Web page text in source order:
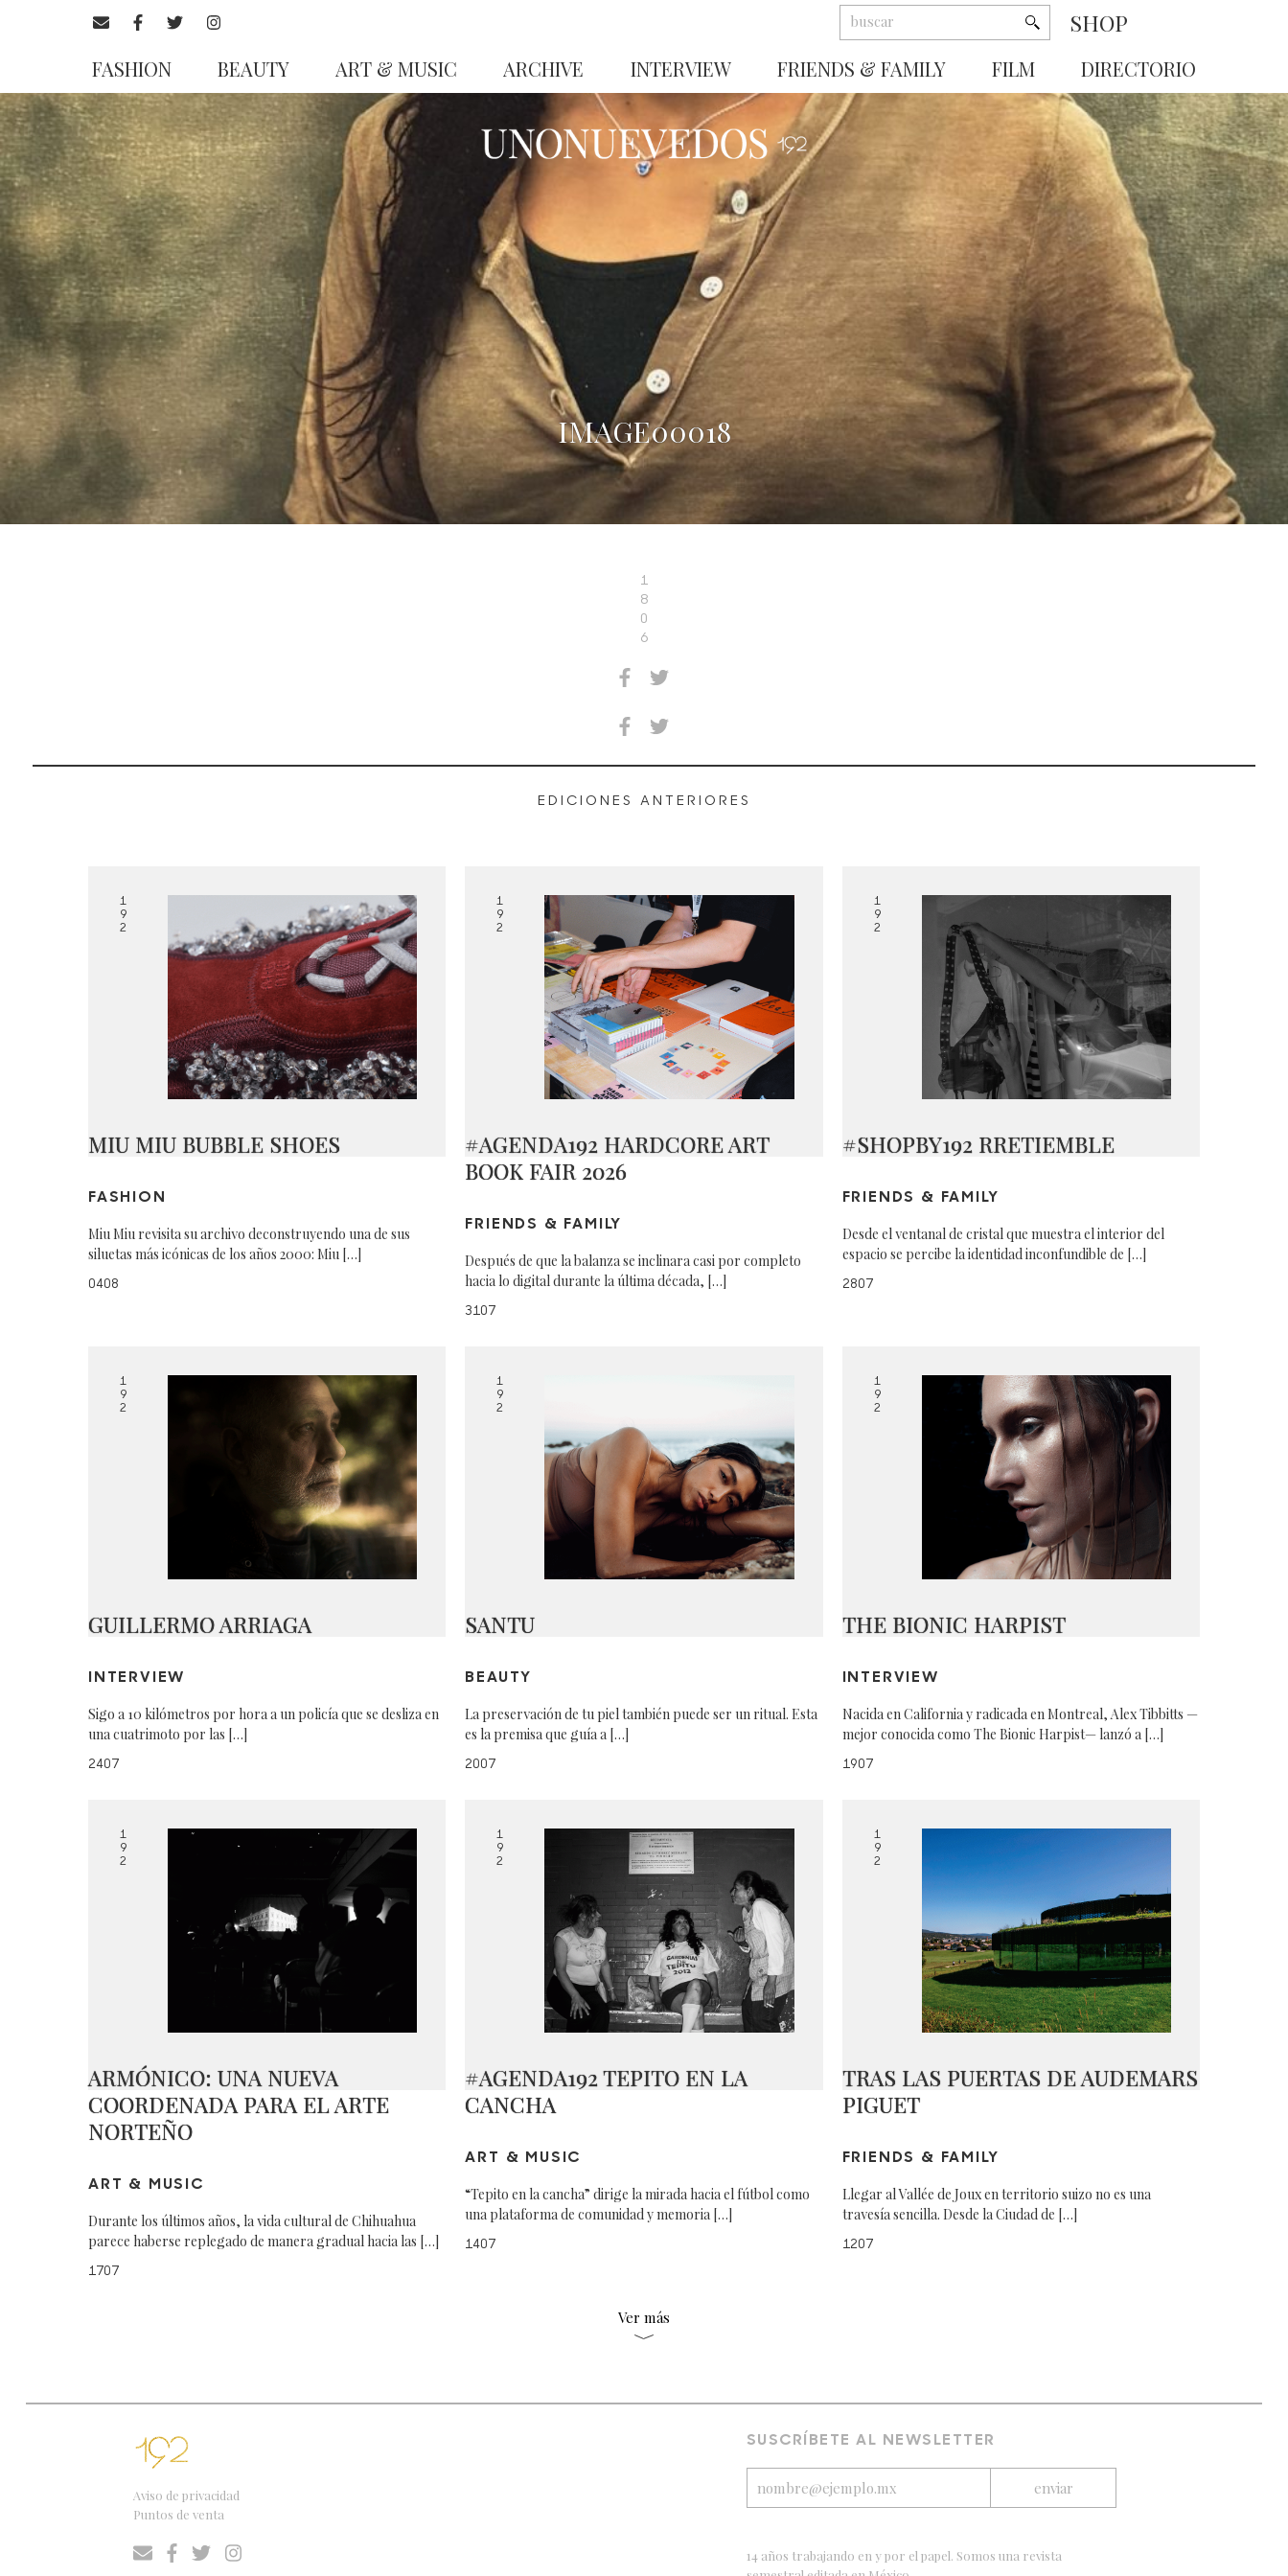
SHOP
FASHION BEAUTY ART & MUSIC ARCHIVE INTERVIEW FRIENDS & FAMILY FILM DIRECTORIO
IMAGE00018
1
8
0
6
EDICIONES ANTERIORES
1
9
2
MIU MIU BUBBLE SHOES
FASHION
Miu Miu revisita su archivo deconstruyendo una de sus
siluetas más icónicas de los años 2000: Miu […]
0408
1
9
2
#AGENDA192 HARDCORE ART
BOOK FAIR 2026
FRIENDS & FAMILY
Después de que la balanza se inclinara casi por completo
hacia lo digital durante la última década, […]
3107
1
9
2
#SHOPBY192 RRETIEMBLE
FRIENDS & FAMILY
Desde el ventanal de cristal que muestra el interior del
espacio se percibe la identidad inconfundible de […]
2807
1
9
2
GUILLERMO ARRIAGA
INTERVIEW
Sigo a 10 kilómetros por hora a un policía que se desliza en
una cuatrimoto por las […]
2407
1
9
2
SANTU
BEAUTY
La preservación de tu piel también puede ser un ritual. Esta
es la premisa que guía a […]
2007
1
9
2
THE BIONIC HARPIST
INTERVIEW
Nacida en California y radicada en Montreal, Alex Tibbitts —
mejor conocida como The Bionic Harpist— lanzó a […]
1907
1
9
2
ARMÓNICO: UNA NUEVA
COORDENADA PARA EL ARTE
NORTEÑO
ART & MUSIC
Durante los últimos años, la vida cultural de Chihuahua
parece haberse replegado de manera gradual hacia las […]
1707
1
9
2
#AGENDA192 TEPITO EN LA
CANCHA
ART & MUSIC
“Tepito en la cancha” dirige la mirada hacia el fútbol como
una plataforma de comunidad y memoria […]
1407
1
9
2
TRAS LAS PUERTAS DE AUDEMARS
PIGUET
FRIENDS & FAMILY
Llegar al Vallée de Joux en territorio suizo no es una
travesía sencilla. Desde la Ciudad de […]
1207
Ver más
Aviso de privacidad
Puntos de venta
SUSCRÍBETE AL NEWSLETTER
14 años trabajando en y por el papel. Somos una revista